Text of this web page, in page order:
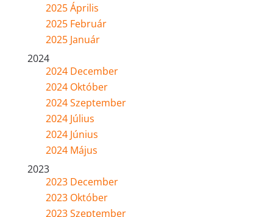
2025 Április
2025 Február
2025 Január
2024
2024 December
2024 Október
2024 Szeptember
2024 Július
2024 Június
2024 Május
2023
2023 December
2023 Október
2023 Szeptember